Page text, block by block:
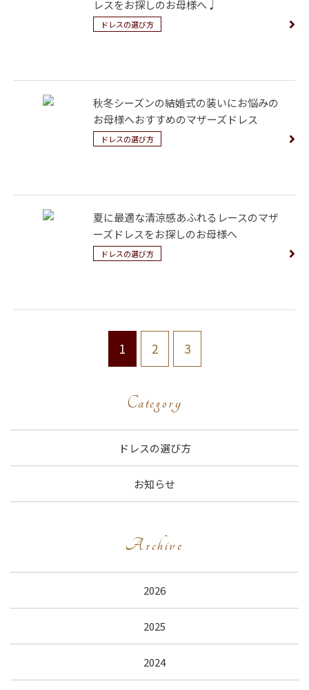
レスをお探しのお母様へ♩
ドレスの選び方
秋冬シーズンの結婚式の装いにお悩みの
お母様へおすすめのマザーズドレス
ドレスの選び方
夏に最適な清涼感あふれるレースのマザ
ーズドレスをお探しのお母様へ
ドレスの選び方
1 2 3
Category
ドレスの選び方
お知らせ
Archive
2026
2025
2024